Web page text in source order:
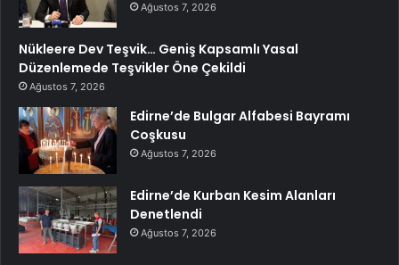
Ağustos 7, 2026
Nükleere Dev Teşvik… Geniş Kapsamlı Yasal
Düzenlemede Teşvikler Öne Çekildi
Ağustos 7, 2026
Edirne’de Bulgar Alfabesi Bayramı
Coşkusu
Ağustos 7, 2026
Edirne’de Kurban Kesim Alanları
Denetlendi
Ağustos 7, 2026